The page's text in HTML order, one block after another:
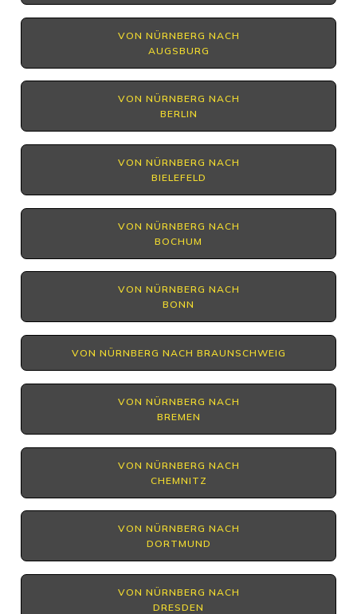
VON NÜRNBERG NACH
AUGSBURG
VON NÜRNBERG NACH
BERLIN
VON NÜRNBERG NACH
BIELEFELD
VON NÜRNBERG NACH
BOCHUM
VON NÜRNBERG NACH
BONN
VON NÜRNBERG NACH BRAUNSCHWEIG
VON NÜRNBERG NACH
BREMEN
VON NÜRNBERG NACH
CHEMNITZ
VON NÜRNBERG NACH
DORTMUND
VON NÜRNBERG NACH
DRESDEN